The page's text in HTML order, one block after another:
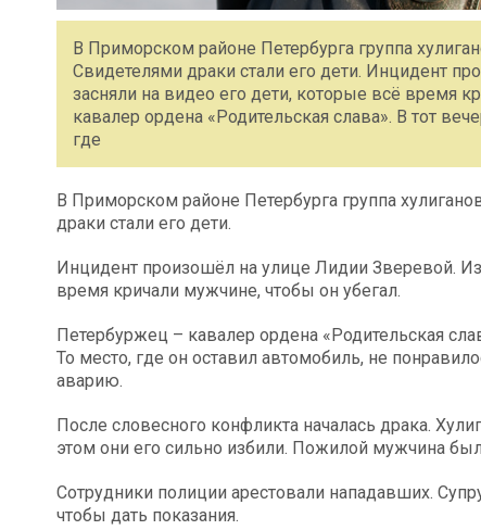
В Приморском районе Петербурга группа
Свидетелями драки стали его дети. Инцидент
засняли на видео его дети, которые всё время
кавалер ордена «Родительская слава». В тот
где
В Приморском районе Петербурга группа
драки стали его дети.
Инцидент произошёл на улице Лидии Зверевой.
время кричали мужчине, чтобы он убегал.
Петербуржец – кавалер ордена «Родительская
То место, где он оставил автомобиль, не
аварию.
После словесного конфликта началась драка.
этом они его сильно избили. Пожилой мужчина
Сотрудники полиции арестовали нападавших.
чтобы дать показания.